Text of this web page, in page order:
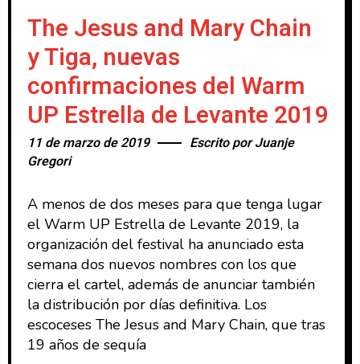
The Jesus and Mary Chain
y Tiga, nuevas
confirmaciones del Warm
UP Estrella de Levante 2019
11 de marzo de 2019 Escrito porJuanje
Gregori
A menos de dos meses para que tenga lugar
el Warm UP Estrella de Levante 2019, la
organización del festival ha anunciado esta
semana dos nuevos nombres con los que
cierra el cartel, además de anunciar también
la distribución por días definitiva. Los
escoceses The Jesus and Mary Chain, que tras
19 años de sequía